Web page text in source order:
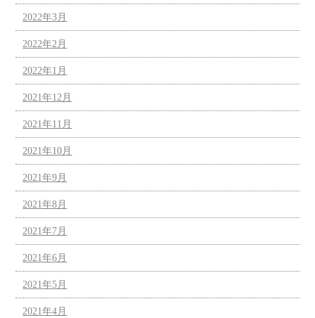
2022年3月
2022年2月
2022年1月
2021年12月
2021年11月
2021年10月
2021年9月
2021年8月
2021年7月
2021年6月
2021年5月
2021年4月